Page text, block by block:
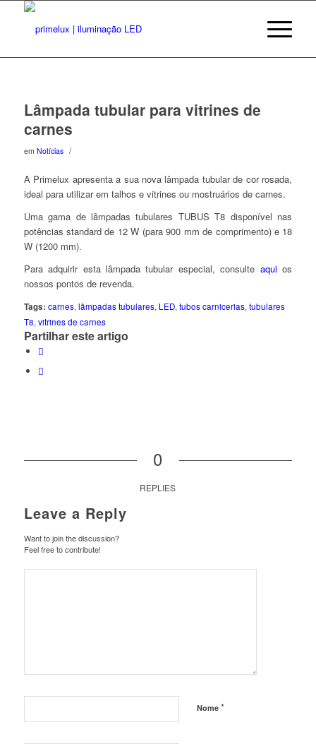
Lâmpada tubular para vitrines de
carnes
em Notícias /
APrimelux apresenta a sua nova lâmpada tubular de cor rosada,
ideal para utilizar em talhos e vitrines ou mostruários de carnes.
Uma gama de lâmpadas tubulares TUBUS T8 disponível nas
potências standard de 12 W (para 900 mm de comprimento) e 18
W (1200 mm).
Para adquirir esta lâmpada tubular especial, consulte aquios
nossos pontos de revenda.
Tags: carnes, lâmpadas tubulares, LED, tubos carnicerias, tubulares
T8, vitrines de carnes
Partilhar este artigo
0
REPLIES
Leave a Reply
Want to join the discussion?
Feel free to contribute!
Nome *